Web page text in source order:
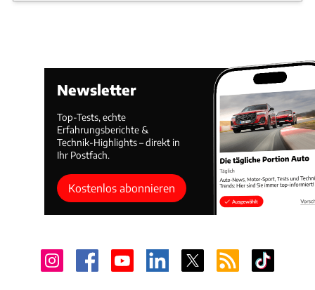
Newsletter
Top-Tests, echte
Erfahrungsberichte &
Technik-Highlights – direkt in
Ihr Postfach.
Kostenlos abonnieren